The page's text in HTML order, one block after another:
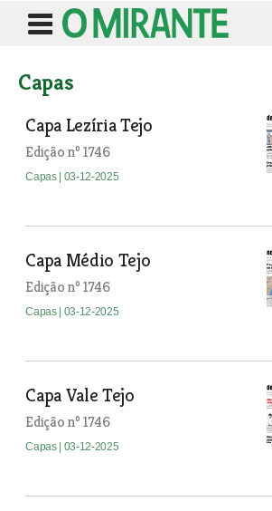
Capas
Capa Lezíria Tejo
Edição nº 1746
Capas | 03-12-2025
Capa Médio Tejo
Edição nº 1746
Capas | 03-12-2025
Capa Vale Tejo
Edição nº 1746
Capas | 03-12-2025